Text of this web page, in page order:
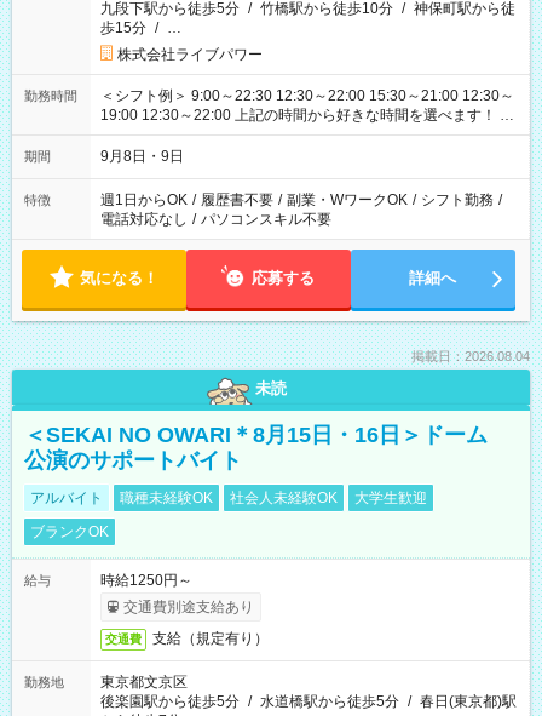
九段下駅から徒歩5分 / 竹橋駅から徒歩10分 / 神保町駅から徒
歩15分 / …
株式会社ライブパワー
勤務時間
＜シフト例＞ 9:00～22:30 12:30～22:00 15:30～21:00 12:30～
19:00 12:30～22:00 上記の時間から好きな時間を選べます！ ※
時間は変更となる可能性があります
期間 9月8日・9日
特徴 週1日からOK / 履歴書不要 / 副業・WワークOK / シフト勤務 /
電話対応なし / パソコンスキル不要
気になる！ 応募する 詳細へ
掲載日：2026.08.04
未読
＜SEKAI NO OWARI＊8月15日・16日＞ドーム
公演のサポートバイト
アルバイト 職種未経験OK 社会人未経験OK
大学生歓迎
ブランクOK
給与
時給1250円～
交通費別途支給あり
交通費 支給（規定有り）
勤務地
東京都文京区
後楽園駅から徒歩5分 / 水道橋駅から徒歩5分 / 春日(東京都)駅